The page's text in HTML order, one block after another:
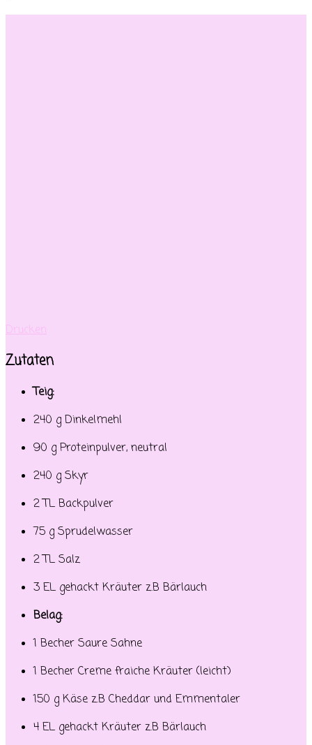
Drucken
Zutaten
Teig:
240 g Dinkelmehl
90 g Proteinpulver, neutral
240 g Skyr
2 TL Backpulver
75 g Sprudelwasser
2 TL Salz
3 EL gehackt Kräuter z.B Bärlauch
Belag:
1 Becher Saure Sahne
1 Becher Creme fraiche Kräuter (leicht)
150 g Käse z.B Cheddar und Emmentaler
4 EL gehackt Kräuter z.B Bärlauch